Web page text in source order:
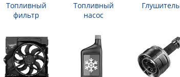
Топливный
фильтр
Топливный
насос
Глушитель